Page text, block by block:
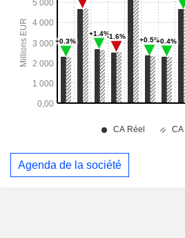
Agenda de la société